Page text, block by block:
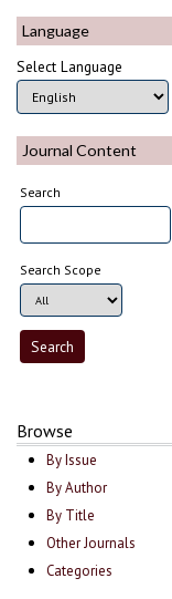
Language
Select Language
Journal Content
Search
Search Scope
Browse
By Issue
By Author
By Title
Other Journals
Categories